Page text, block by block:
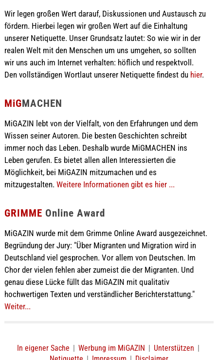
Wir legen großen Wert darauf, Diskussionen und Austausch zu
fördern. Hierbei legen wir großen Wert auf die Einhaltung
unserer Netiquette. Unser Grundsatz lautet: So wie wir in der
realen Welt mit den Menschen um uns umgehen, so sollten
wir uns auch im Internet verhalten: höflich und respektvoll.
Den vollständigen Wortlaut unserer Netiquette findest du hier.
MiGMACHEN
MiGAZIN lebt von der Vielfalt, von den Erfahrungen und dem
Wissen seiner Autoren. Die besten Geschichten schreibt
immer noch das Leben. Deshalb wurde MiGMACHEN ins
Leben gerufen. Es bietet allen allen Interessierten die
Möglichkeit, bei MiGAZIN mitzumachen und es
mitzugestalten. Weitere Informationen gibt es hier ...
GRIMME Online Award
MiGAZIN wurde mit dem Grimme Online Award ausgezeichnet.
Begründung der Jury: "Über Migranten und Migration wird in
Deutschland viel gesprochen. Vor allem von Deutschen. Im
Chor der vielen fehlen aber zumeist die der Migranten. Und
genau diese Lücke füllt das MiGAZIN mit qualitativ
hochwertigen Texten und verständlicher Berichterstattung."
Weiter...
In eigener Sache | Werbung im MiGAZIN | Unterstützen |